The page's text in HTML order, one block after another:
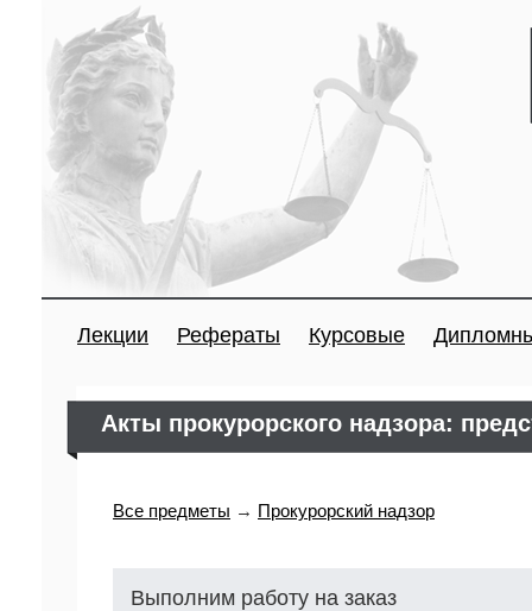
Лекции Рефераты Курсовые
Акты прокурорского надзора:
Все предметы → Прокурорский надзор
Выполним работу на заказ